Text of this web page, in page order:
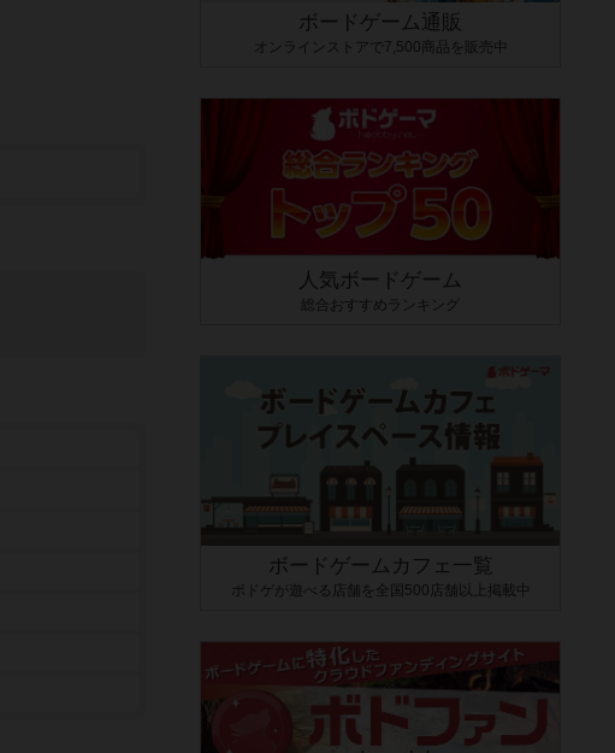
ボードゲーム通販
オンラインストアで7,500商品を販売中
人気ボードゲーム
総合おすすめランキング
ボードゲームカフェ一覧
ボドゲが遊べる店舗を全国500店舗以上掲載中